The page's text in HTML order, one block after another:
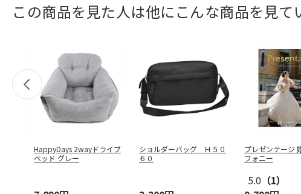
この商品を見た人は他にこんな商品を見て
HappyDays 2wayドライブ
ベッド グレー
ショルダーバッグ Ｈ５０
６０
プレゼンテージ
フォニー
5.0 （1）